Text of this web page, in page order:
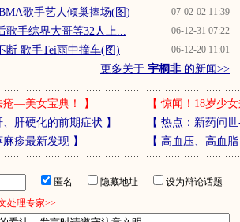
07-02-02 11:39
歌手艺人倾巢捧场(图)
06-12-31 07:22
手综界大哥等32人上...
06-12-20 11:01
断 歌手Tei雨中撞车(图)
更多关于 宇桐非 的新闻>>
—美女宝典！ 】 【惊闻！18岁少
肝硬化的前期症状 】 【 热点：新药问
疹最新发现】 【 高血压、高血
匿名 隐藏地址
设为辩论话题
处理专家>>